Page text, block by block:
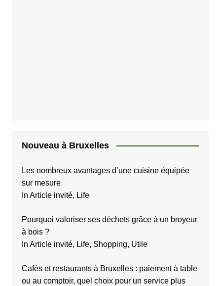
Nouveau à Bruxelles
Les nombreux avantages d’une cuisine équipée
sur mesure
In Article invité, Life
Pourquoi valoriser ses déchets grâce à un broyeur
à bois ?
In Article invité, Life, Shopping, Utile
Cafés et restaurants à Bruxelles : paiement à table
ou au comptoir, quel choix pour un service plus